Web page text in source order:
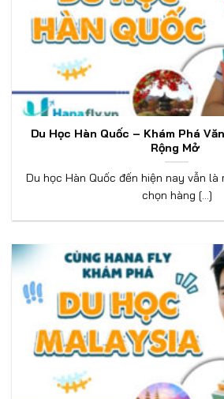
Du Học Hàn Quốc – Khám Phá
Rộng Mở
Du học Hàn Quốc đến hiện nay vẫn
chọn hàng [...]